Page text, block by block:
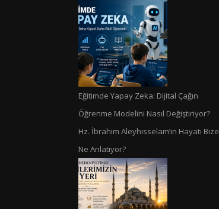
Eğitimde Yapay Zeka: Dijital Çağın
Öğrenme Modelini Nasıl Değiştiriyor?
Hz. İbrahim Aleyhisselam’ın Hayatı Bize
Ne Anlatıyor?